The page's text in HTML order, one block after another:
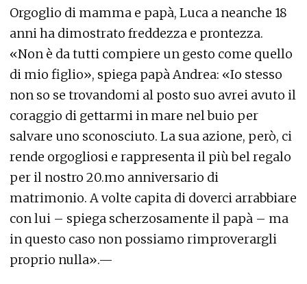
Orgoglio di mamma e papà, Luca a neanche 18
anni ha dimostrato freddezza e prontezza.
«Non è da tutti compiere un gesto come quello
di mio figlio», spiega papà Andrea: «Io stesso
non so se trovandomi al posto suo avrei avuto il
coraggio di gettarmi in mare nel buio per
salvare uno sconosciuto. La sua azione, però, ci
rende orgogliosi e rappresenta il più bel regalo
per il nostro 20.mo anniversario di
matrimonio. A volte capita di doverci arrabbiare
con lui – spiega scherzosamente il papà – ma
in questo caso non possiamo rimproverargli
proprio nulla».—